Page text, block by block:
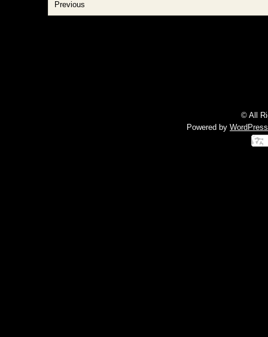
Previous
© All
Powered by WordPress